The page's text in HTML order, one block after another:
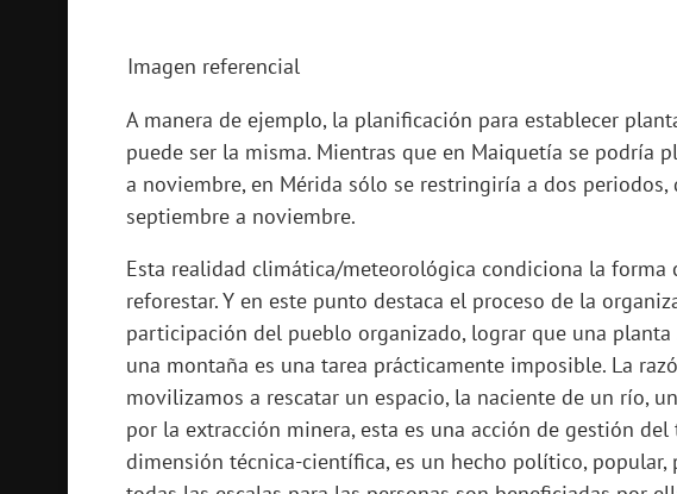
Imagen referencial
A manera de ejemplo, la planificación para establecer
puede ser la misma. Mientras que en Maiquetía se podría
a noviembre, en Mérida sólo se restringiría a dos
septiembre a noviembre.
Esta realidad climática/meteorológica condiciona la forma
reforestar. Y en este punto destaca el proceso de la
participación del pueblo organizado, lograr que una planta
una montaña es una tarea prácticamente imposible. La
movilizamos a rescatar un espacio, la naciente de un río,
por la extracción minera, esta es una acción de gestión
dimensión técnica-científica, es un hecho político,